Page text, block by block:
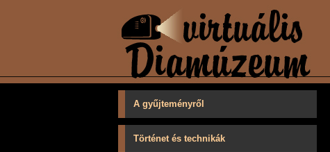
A gyűjteményről
Történet és technikák